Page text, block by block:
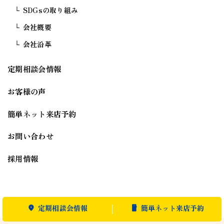
SDGsの取り組み
会社概要
会社沿革
定期相談会情報
お客様の声
簡単ネット来店予約
お問い合わせ
採用情報
定期相談会情報 簡単ネット来店予約